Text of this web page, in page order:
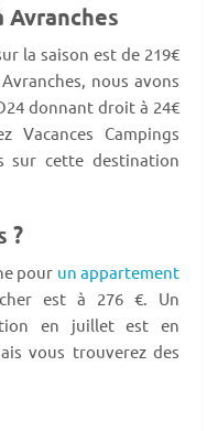
Avranches
la saison est de 219€
nous avons
donnant droit à 24€
Campings
sur cette destination
?
pour un appartement
est à 276 €. Un
en juillet est en
vous trouverez des